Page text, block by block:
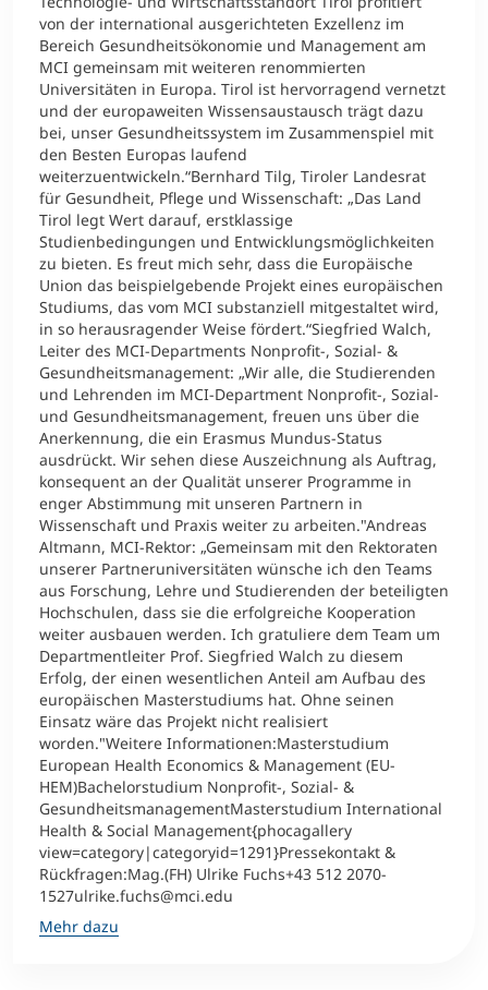
von der international ausgerichteten Exzellenz im
Bereich Gesundheitsökonomie und Management am
MCI gemeinsam mit weiteren renommierten
Universitäten in Europa. Tirol ist hervorragend vernetzt
und der europaweiten Wissensaustausch trägt dazu
bei, unser Gesundheitssystem im Zusammenspiel mit
den Besten Europas laufend
weiterzuentwickeln.“Bernhard Tilg, Tiroler Landesrat
für Gesundheit, Pflege und Wissenschaft: „Das Land
Tirol legt Wert darauf, erstklassige
Studienbedingungen und Entwicklungsmöglichkeiten
zu bieten. Es freut mich sehr, dass die Europäische
Union das beispielgebende Projekt eines europäischen
Studiums, das vom MCI substanziell mitgestaltet wird,
in so herausragender Weise fördert.“Siegfried Walch,
Leiter des MCI-Departments Nonprofit-, Sozial- &
Gesundheitsmanagement: „Wir alle, die Studierenden
und Lehrenden im MCI-Department Nonprofit-, Sozial-
und Gesundheitsmanagement, freuen uns über die
Anerkennung, die ein Erasmus Mundus-Status
ausdrückt. Wir sehen diese Auszeichnung als Auftrag,
konsequent an der Qualität unserer Programme in
enger Abstimmung mit unseren Partnern in
Wissenschaft und Praxis weiter zu arbeiten."Andreas
Altmann, MCI-Rektor: „Gemeinsam mit den Rektoraten
unserer Partneruniversitäten wünsche ich den Teams
aus Forschung, Lehre und Studierenden der beteiligten
Hochschulen, dass sie die erfolgreiche Kooperation
weiter ausbauen werden. Ich gratuliere dem Team um
Departmentleiter Prof. Siegfried Walch zu diesem
Erfolg, der einen wesentlichen Anteil am Aufbau des
europäischen Masterstudiums hat. Ohne seinen
Einsatz wäre das Projekt nicht realisiert
worden."Weitere Informationen:Masterstudium
European Health Economics & Management (EU-
HEM)Bachelorstudium Nonprofit-, Sozial- &
GesundheitsmanagementMasterstudium International
Health & Social Management{phocagallery
view=category|categoryid=1291}Pressekontakt &
Rückfragen:Mag.(FH) Ulrike Fuchs+43 512 2070-
1527ulrike.fuchs@mci.edu
Mehr dazu